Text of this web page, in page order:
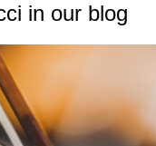
in our blog